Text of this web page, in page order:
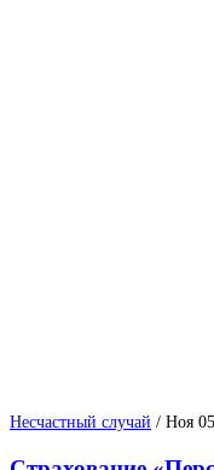
Несчастный случай / Ноя